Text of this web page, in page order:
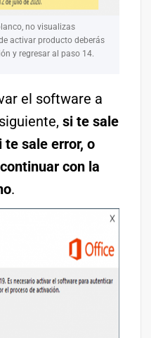
no visualizas
activar producto deberás
y regresar al paso 14.
el software a
si te sale
i te sale error, o
con la
.